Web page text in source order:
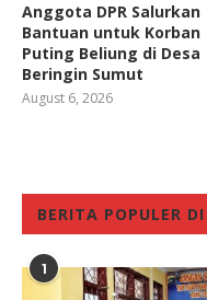
Anggota DPR Salurkan
Bantuan untuk Korban
Puting Beliung di Desa
Beringin Sumut
August 6, 2026
BERITA POPULER
1